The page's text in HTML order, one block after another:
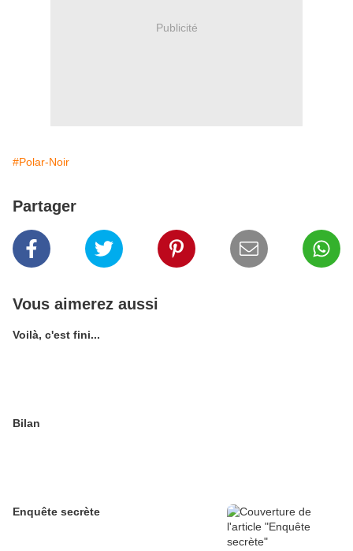
Publicité
#Polar-Noir
Partager
Vous aimerez aussi
Voilà, c'est fini...
Bilan
Enquête secrète